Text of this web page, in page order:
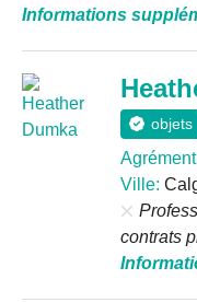
Informations
objets
Ville:
contrats